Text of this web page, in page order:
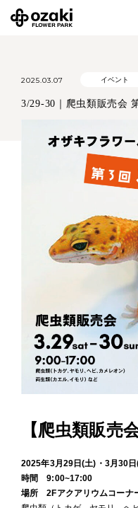
2025.03.07 イベント
3/29-30｜爬虫類販売会
【爬虫類販売
2025年3月29日(土)・3月30
時間 9:00~17:00
場所 2Fアクアリウムコーナ